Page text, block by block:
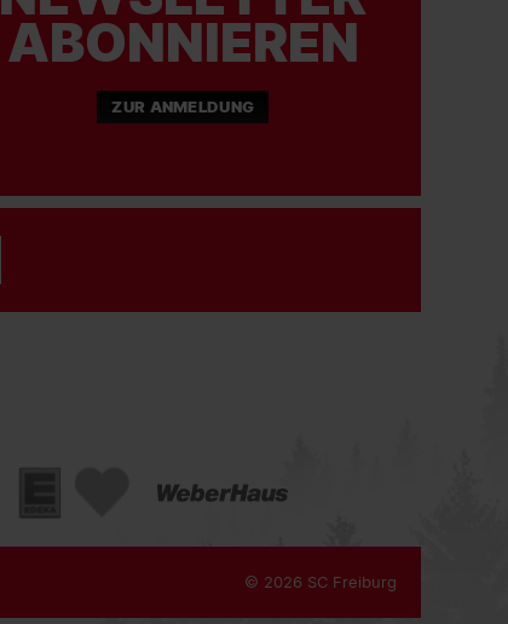
aus technischen Gründen nur für Spiel 2 im
Stadion. Hier könnt ihr live dabei sein auf
YouTube und scfreiburg.com
#scfreiburg
@bundesliga
ABONNIEREN
ZUR ANMELDUNG
© 2026 SC Freiburg